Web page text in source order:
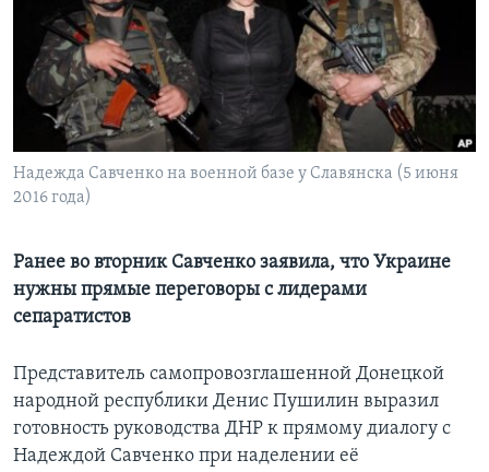
Learning English
СОЦИАЛЬНЫЕ СЕТИ
Языки
Надежда Савченко на военной базе у Славянска (5 июня
2016 года)
Ранее во вторник Савченко заявила, что Украине
нужны прямые переговоры с лидерами
сепаратистов
Представитель самопровозглашенной Донецкой
народной республики Денис Пушилин выразил
готовность руководства ДНР к прямому диалогу с
Надеждой Савченко при наделении её